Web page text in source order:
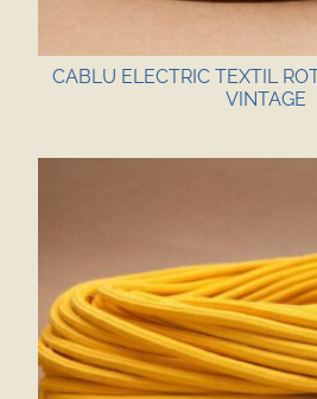
CABLU ELECTRIC TEXTIL
VINTAGE